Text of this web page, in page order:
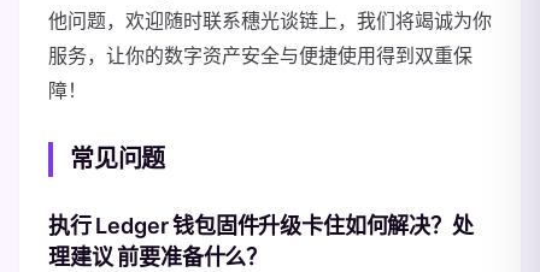
他问题，欢迎随时联系穗光谈链上，我们将竭诚为你
服务，让你的数字资产安全与便捷使用得到双重保
障！
常见问题
执行 Ledger 钱包固件升级卡住如何解决？处
理建议 前要准备什么？